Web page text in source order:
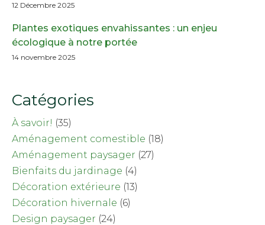
12 Décembre 2025
Plantes exotiques envahissantes : un enjeu
écologique à notre portée
14 novembre 2025
Catégories
À savoir! (35)
Aménagement comestible (18)
Aménagement paysager (27)
Bienfaits du jardinage (4)
Décoration extérieure (13)
Décoration hivernale (6)
Design paysager (24)